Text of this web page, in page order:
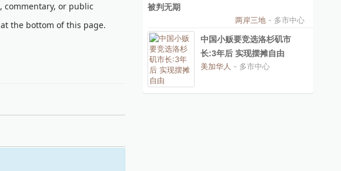
or public
the bottom of this page.
被判无期
两岸三地 - 多市中心
中国小贩要竞选洛杉矶市
长:3年后 实现摆摊自由
美加华人 - 多市中心